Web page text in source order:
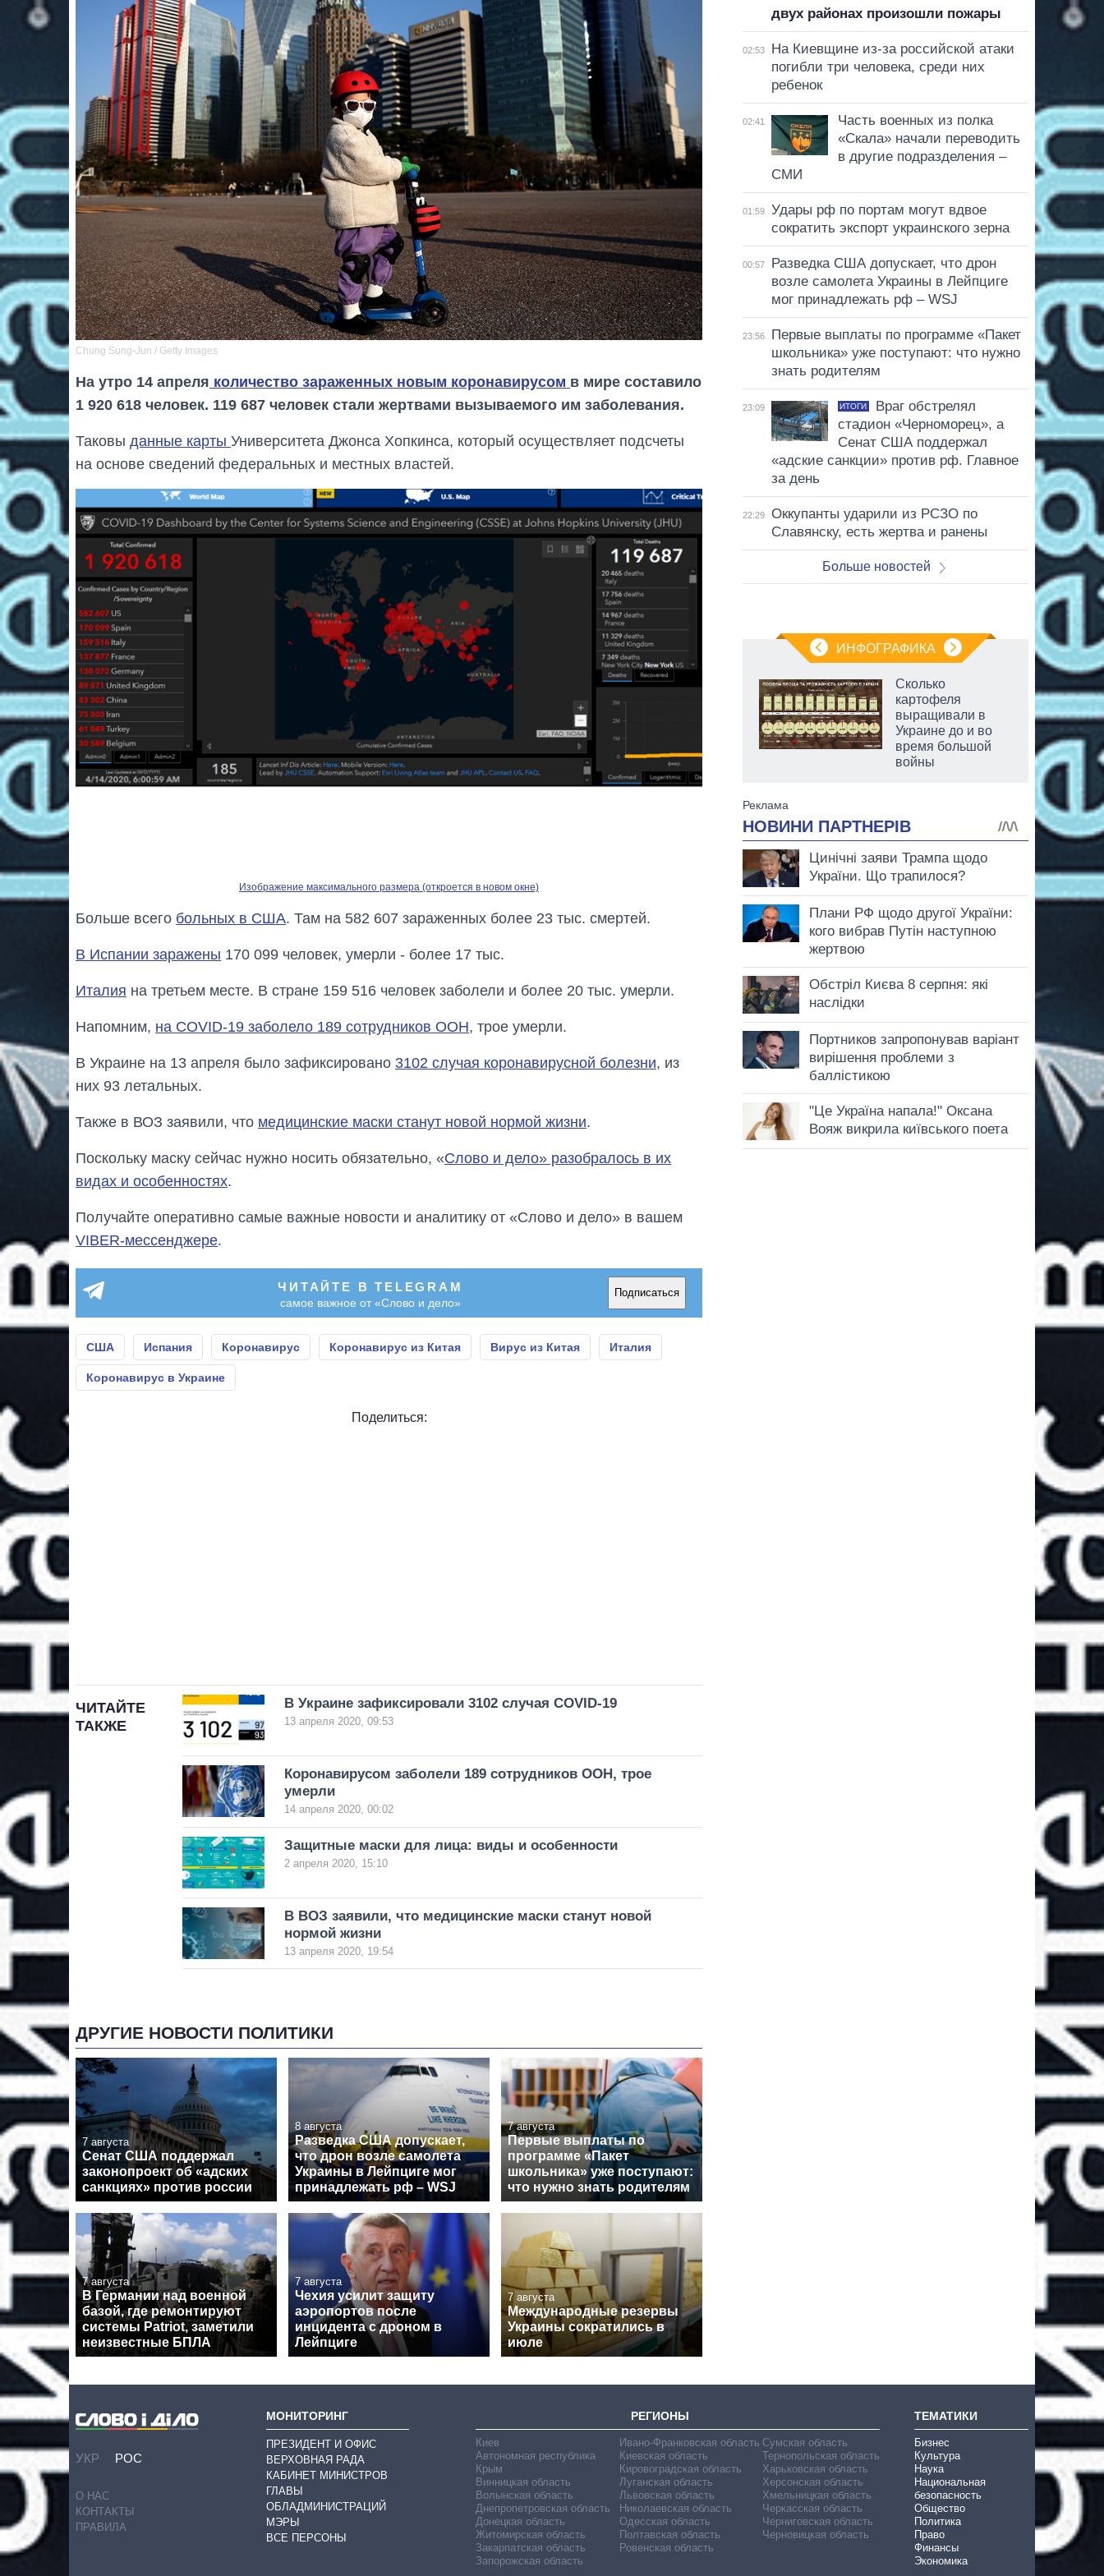
Chung Sung-Jun / Getty Images
На утро 14 апреля количество зараженных новым коронавирусом в мире составило
1 920 618 человек. 119 687 человек стали жертвами вызываемого им заболевания.
Таковы данные карты Университета Джонса Хопкинса, который осуществляет подсчеты
на основе сведений федеральных и местных властей.
Изображение максимального размера (откроется в новом окне)
Больше всего больных в США. Там на 582 607 зараженных более 23 тыс. смертей.
В Испании заражены 170 099 человек, умерли - более 17 тыс.
Италия на третьем месте. В стране 159 516 человек заболели и более 20 тыс. умерли.
Напомним, на COVID-19 заболело 189 сотрудников ООН, трое умерли.
В Украине на 13 апреля было зафиксировано 3102 случая коронавирусной болезни, из
них 93 летальных.
Также в ВОЗ заявили, что медицинские маски станут новой нормой жизни.
Поскольку маску сейчас нужно носить обязательно, «Слово и дело» разобралось в их
видах и особенностях.
Получайте оперативно самые важные новости и аналитику от «Слово и дело» в вашем
VIBER-мессенджере.
ЧИТАЙТЕ В TELEGRAM
самое важное от «Слово и дело»
Подписаться
США Испания Коронавирус Коронавирус из Китая Вирус из Китая Италия
Коронавирус в Украине
Поделиться:
ЧИТАЙТЕ
ТАКЖЕ
В Украине зафиксировали 3102 случая COVID-19
13 апреля 2020, 09:53
Коронавирусом заболели 189 сотрудников ООН, трое
умерли
14 апреля 2020, 00:02
Защитные маски для лица: виды и особенности
2 апреля 2020, 15:10
В ВОЗ заявили, что медицинские маски станут новой
нормой жизни
13 апреля 2020, 19:54
ДРУГИЕ НОВОСТИ ПОЛИТИКИ
7 августа
Сенат США поддержал
законопроект об «адских
санкциях» против россии
8 августа
Разведка США допускает,
что дрон возле самолета
Украины в Лейпциге мог
принадлежать рф – WSJ
7 августа
Первые выплаты по
программе «Пакет
школьника» уже поступают:
что нужно знать родителям
7 августа
В Германии над военной
базой, где ремонтируют
системы Patriot, заметили
неизвестные БПЛА
7 августа
Чехия усилит защиту
аэропортов после
инцидента с дроном в
Лейпциге
7 августа
Международные резервы
Украины сократились в
июле
двух районах произошли пожары
02:53
На Киевщине из-за российской атаки
погибли три человека, среди них
ребенок
02:41
Часть военных из полка
«Скала» начали переводить
в другие подразделения –
СМИ
01:59
Удары рф по портам могут вдвое
сократить экспорт украинского зерна
00:57
Разведка США допускает, что дрон
возле самолета Украины в Лейпциге
мог принадлежать рф – WSJ
23:56
Первые выплаты по программе «Пакет
школьника» уже поступают: что нужно
знать родителям
23:09 ИТОГИ
Враг обстрелял
стадион «Черноморец», а
Сенат США поддержал
«адские санкции» против рф. Главное
за день
22:29
Оккупанты ударили из РСЗО по
Славянску, есть жертва и ранены
Больше новостей
ИНФОГРАФИКА
От 1 месяца – до 5
лет: кто и как долго
Сколько
картофеля
выращивали в
Украине до и во
время большой
войны
УКР РОС
О НАС
КОНТАКТЫ
ПРАВИЛА
МОНИТОРИНГ
ПРЕЗИДЕНТ И ОФИС
ВЕРХОВНАЯ РАДА
КАБИНЕТ МИНИСТРОВ
ГЛАВЫ
ОБЛАДМИНИСТРАЦИЙ
МЭРЫ
ВСЕ ПЕРСОНЫ
РЕГИОНЫ
Киев
Автономная республика
Крым
Винницкая область
Волынская область
Днепропетровская область
Донецкая область
Житомирская область
Закарпатская область
Запорожская область
Ивано-Франковская область
Киевская область
Кировоградская область
Луганская область
Львовская область
Николаевская область
Одесская область
Полтавская область
Ровенская область
Сумская область
Тернопольская область
Харьковская область
Херсонская область
Хмельницкая область
Черкасская область
Черниговская область
Черновицкая область
ТЕМАТИКИ
Бизнес
Культура
Наука
Национальная
безопасность
Общество
Политика
Право
Финансы
Экономика